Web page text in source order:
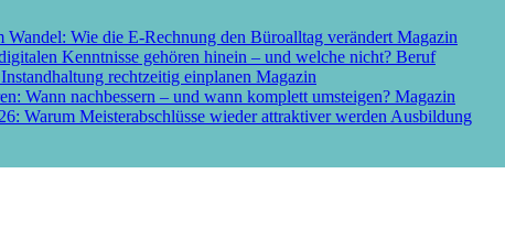
Wie die E-Rechnung den Büroalltag verändert Magazin
Kenntnisse gehören hinein – und welche nicht? Beruf
rechtzeitig einplanen Magazin
Wann nachbessern – und wann komplett umsteigen? Magazin
Warum Meisterabschlüsse wieder attraktiver werden Ausbildung